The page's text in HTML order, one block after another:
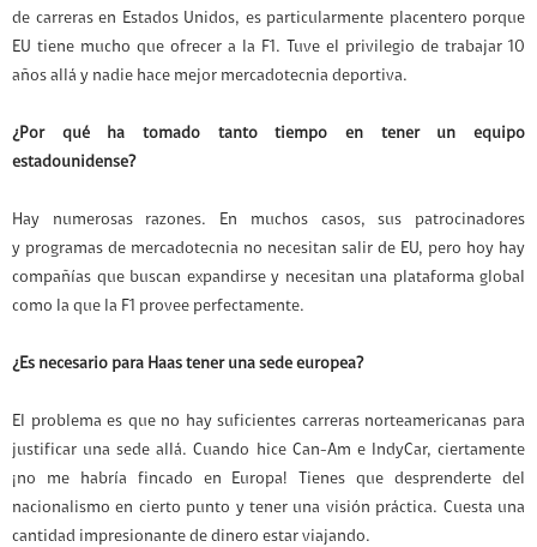
de carreras en Estados Unidos, es particularmente placentero porque
EU tiene mucho que ofrecer a la F1. Tuve el privilegio de trabajar 10
años allá y nadie hace mejor mercadotecnia deportiva.
¿Por qué ha tomado tanto tiempo en tener un equipo
estadounidense?
Hay numerosas razones. En muchos casos, sus patrocinadores
y programas de mercadotecnia no necesitan salir de EU, pero hoy hay
compañías que buscan expandirse y necesitan una plataforma global
como la que la F1 provee perfectamente.
¿Es necesario para Haas tener una sede europea?
El problema es que no hay suficientes carreras norteamericanas para
justificar una sede allá. Cuando hice Can-Am e IndyCar, ciertamente
¡no me habría fincado en Europa! Tienes que desprenderte del
nacionalismo en cierto punto y tener una visión práctica. Cuesta una
cantidad impresionante de dinero estar viajando.